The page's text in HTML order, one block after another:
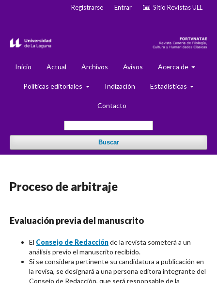
Inicio Actual Archivos Avisos Acerca de
Políticas editoriales Indización Estadísticas
Contacto
Buscar
Registrarse Entrar Sitio Revistas ULL
Proceso de arbitraje
Evaluación previa del manuscrito
El Consejo de Redacciónde la revista someterá a un
análisis previo el manuscrito recibido.
Si se considera pertinente su candidatura a publicación en
la revisa, se designará a una persona editora integrante del
Consejo de Redacción, que será responsable de la